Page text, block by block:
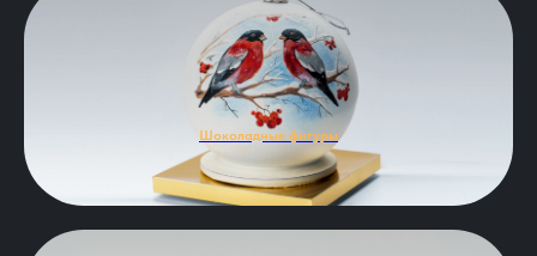
Шоколадные фигуры